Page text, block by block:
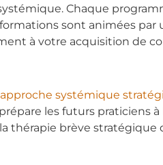
Chaque
formations sont animées par
à votre acquisition de
systémique
les futurs praticiens à
brève stratégique